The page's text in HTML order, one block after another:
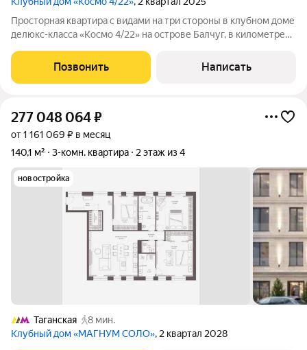
Просторная квартира с видами на три стороны в клубном доме
делюкс-класса «Космо 4/22» на острове Балчуг, в километре
двух квартир общей площадью 111 м. Квартиры без отделки
расположены на 3 этаже
Позвонить Написать
277 048 064₽
от 1 161 069 ₽ в месяц
140,1 м²
3-комн. квартира 2 этаж из 4
новостройка
Таганская
8 мин.
Клубный дом «МАГНУМ СОЛО», 2 квартал 2028